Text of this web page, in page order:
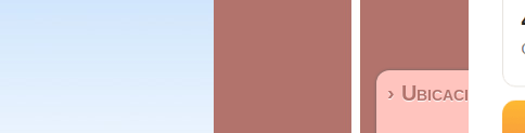
› Ubicación